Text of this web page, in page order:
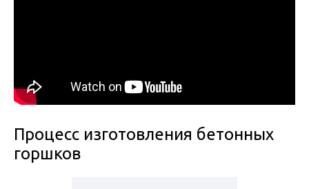
Процесс изготовления бетонных
горшков